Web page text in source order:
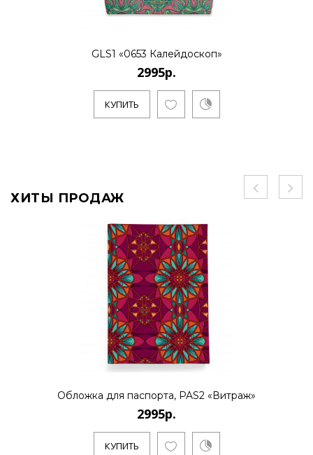
GLS1 «0653 Калейдоскоп»
2995р.
КУПИТЬ
ХИТЫ ПРОДАЖ
Обложка для паспорта, PAS2 «Витраж»
2995р.
КУПИТЬ